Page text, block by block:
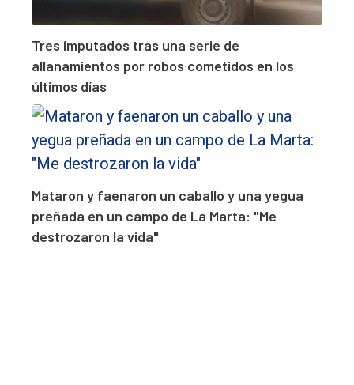
Tres imputados tras una serie de
allanamientos por robos cometidos en los
últimos días
Mataron y faenaron un caballo y una yegua
preñada en un campo de La Marta: "Me
destrozaron la vida"